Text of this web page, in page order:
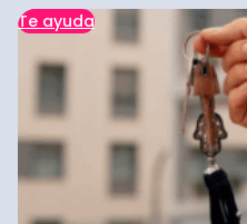
Te ayuda